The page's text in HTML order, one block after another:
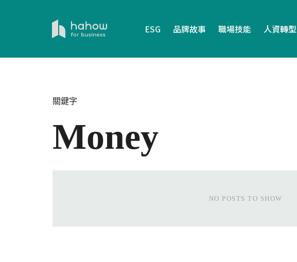
ESG 品牌故事 職場技能 人資轉型
關鍵字
Money
NO POSTS TO SHOW